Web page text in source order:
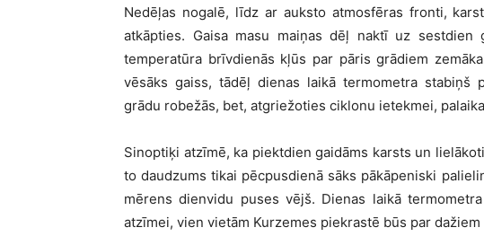
Nedēļas nogalē, līdz ar auksto atmosfēras fronti,
atkāpties. Gaisa masu maiņas dēļ naktī uz
temperatūra brīvdienās kļūs par pāris grādiem
vēsāks gaiss, tādēļ dienas laikā termometra stabiņš
grādu robežās, bet, atgriežoties ciklonu ietekmei,
Sinoptiķi atzīmē, ka piektdien gaidāms karsts un
to daudzums tikai pēcpusdienā sāks pākāpeniski
mērens dienvidu puses vējš. Dienas laikā
atzīmei, vien vietām Kurzemes piekrastē būs par